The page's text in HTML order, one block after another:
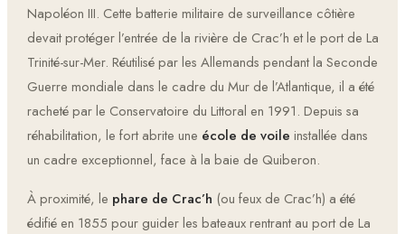
Napoléon III. Cette batterie militaire de surveillance côtière
devait protéger l’entrée de la rivière de Crac’h et le port de La
Trinité-sur-Mer. Réutilisé par les Allemands pendant la Seconde
Guerre mondiale dans le cadre du Mur de l’Atlantique, il a été
racheté par le Conservatoire du Littoral en 1991. Depuis sa
réhabilitation, le fort abrite une école de voile installée dans
un cadre exceptionnel, face à la baie de Quiberon.
À proximité, le phare de Crac’h (ou feux de Crac’h) a été
édifié en 1855 pour guider les bateaux rentrant au port de La